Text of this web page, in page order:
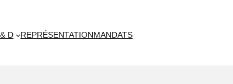
D REPRÉSENTATIONMANDATS